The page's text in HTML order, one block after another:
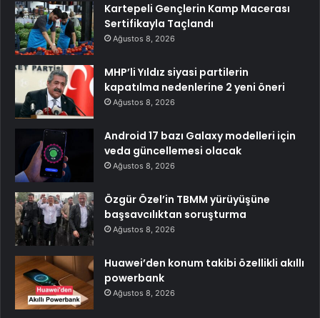
Kartepeli Gençlerin Kamp Macerası
Sertifikayla Taçlandı
Ağustos 8, 2026
MHP’li Yıldız siyasi partilerin
kapatılma nedenlerine 2 yeni öneri
Ağustos 8, 2026
Android 17 bazı Galaxy modelleri için
veda güncellemesi olacak
Ağustos 8, 2026
Özgür Özel’in TBMM yürüyüşüne
başsavcılıktan soruşturma
Ağustos 8, 2026
Huawei’den konum takibi özellikli akıllı
powerbank
Ağustos 8, 2026